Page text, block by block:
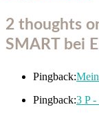
2 thoughts
SMART bei
Pingback:
Pingback:3 P -